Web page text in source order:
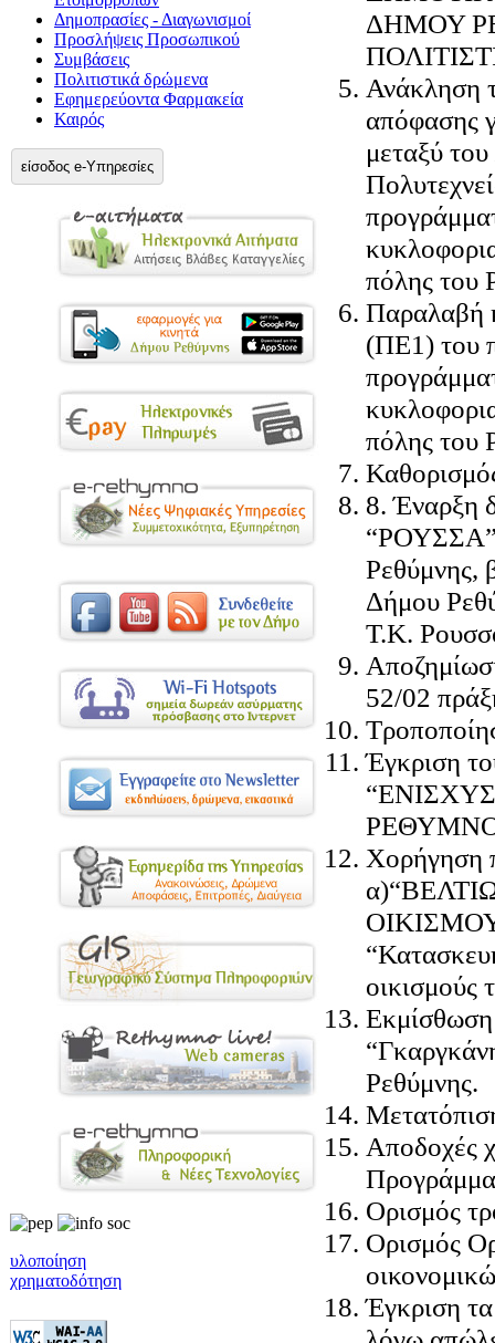
Δημοπρασίες - Διαγωνισμοί
Προσλήψεις Προσωπικού
Συμβάσεις
Πολιτιστικά δρώμενα
Εφημερεύοντα Φαρμακεία
Καιρός
είσοδος e-Υπηρεσίες
υλοποίηση
χρηματοδότηση
ΔΗΜΟΥ
Ανάκληση
απόφασης
μεταξύ
πόλης του
Παραλαβή
(ΠΕ1) του
πόλης του
8. Έναρξη
“ΡΟΥΣΣΑ”
Ρεθύμνης,
Δήμου
Τ.Κ.
52/02
Έγκριση
Χορήγηση
οικισμούς
Εκμίσθωση
Ρεθύμνης.
Αποδοχές
Ορισμός
Ορισμός
Έγκριση